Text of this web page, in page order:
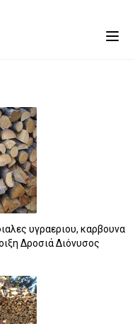
υγραεριου, καρβουνα
Δροσιά Διόνυσος